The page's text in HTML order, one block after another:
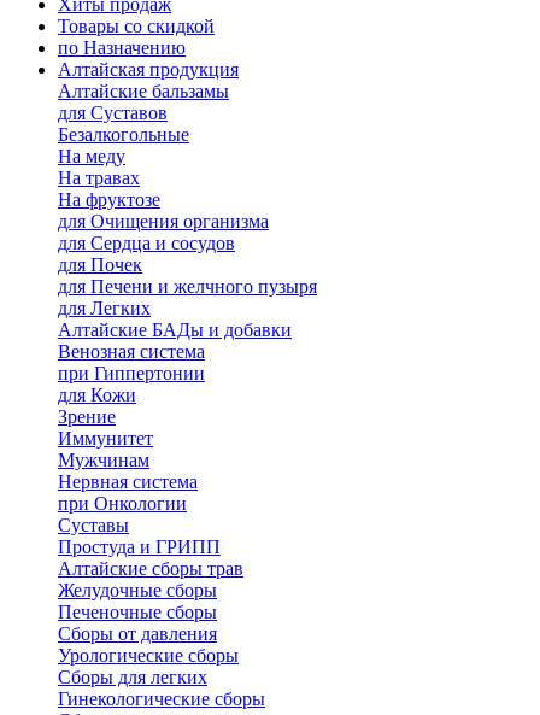
Хиты продаж
Товары со скидкой
по Назначению
Алтайская продукция
Алтайские бальзамы
для Суставов
Безалкогольные
На меду
На травах
На фруктозе
для Очищения организма
для Сердца и сосудов
для Почек
для Печени и желчного пузыря
для Легких
Алтайские БАДы и добавки
Венозная система
при Гиппертонии
для Кожи
Зрение
Иммунитет
Мужчинам
Нервная система
при Онкологии
Суставы
Простуда и ГРИПП
Алтайские сборы трав
Желудочные сборы
Печеночные сборы
Сборы от давления
Урологические сборы
Сборы для легких
Гинекологические сборы